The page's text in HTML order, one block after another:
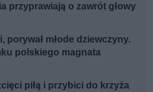
przyprawiają o zawrót głowy
porywał młode dziewczyny.
polskiego magnata
piłą i przybici do krzyża